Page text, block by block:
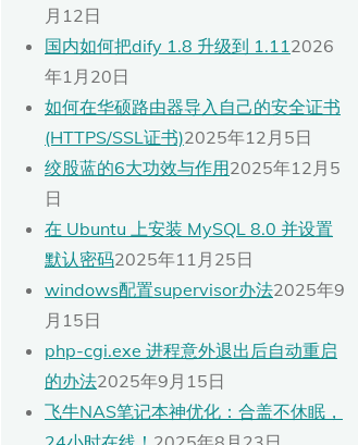
月12日
国内如何把dify 1.8 升级到 1.11 2026
年1月20日
如何在华硕路由器导入自己的安全证书
(HTTPS/SSL证书)2025年12月5日
绞股蓝的6大功效与作用2025年12月5
日
在 Ubuntu 上安装 MySQL 8.0 并设置
默认密码2025年11月25日
windows配置supervisor办法2025年9
月15日
php-cgi.exe 进程意外退出后自动重启
的办法2025年9月15日
飞牛NAS笔记本神优化：合盖不休眠，